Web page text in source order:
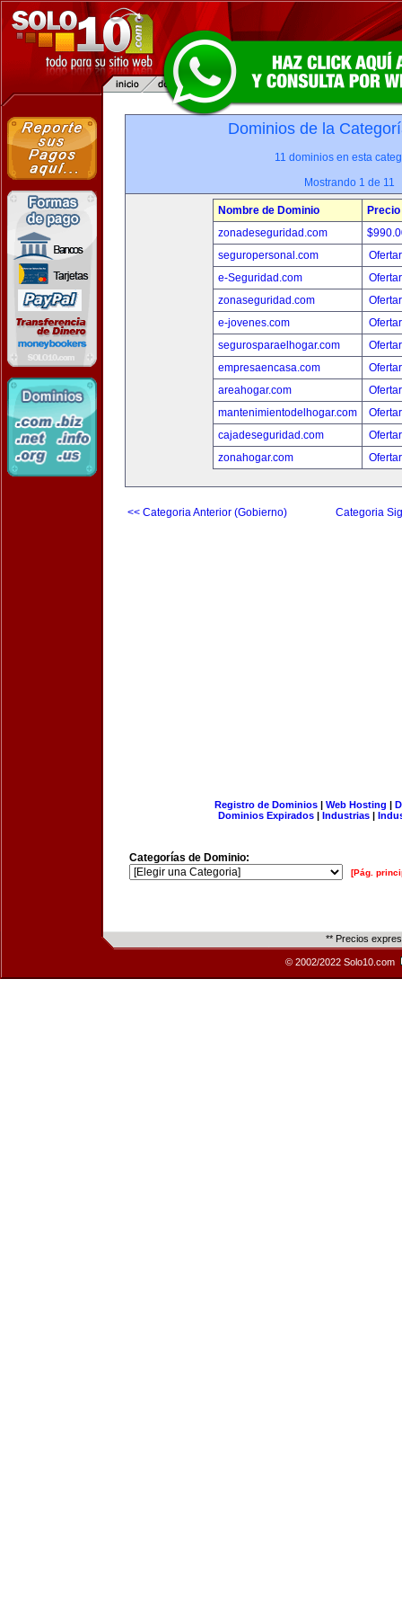
Dominios de la
11 dominios en esta
Mostrando 1 de 11
Nombre de Dominio
Precio
zonadeseguridad.com
seguropersonal.com
e-Seguridad.com
zonaseguridad.com
e-jovenes.com
segurosparaelhogar.com
empresaencasa.com
areahogar.com
mantenimientodelhogar.com
cajadeseguridad.com
zonahogar.com
<< Categoria Anterior (Gobierno) Categoria
Registro de Dominios| Web Hosting |
Dominios Expirados | Industrias |
Categorías de Dominio:
[Pág.
** Precios
© 2002/2022 Solo10.com